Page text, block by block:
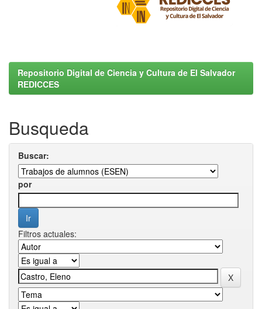
Repositorio Digital de Ciencia y Cultura de El Salvador
REDICCES
Busqueda
Buscar:
por
Filtros actuales: